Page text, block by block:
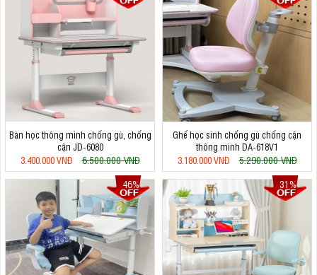
Bàn học thông minh chống gù, chống
cận JD-6080
3.400.000 VNĐ
6.500.000 VNĐ
Ghế học sinh chống gù chống cận
thông minh DA-618V1
3.180.000 VNĐ
5.290.000 VNĐ
46%
31%